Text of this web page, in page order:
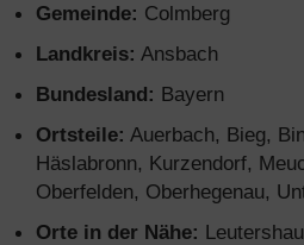
Gemeinde: Colmberg
Landkreis: Ansbach
Bundesland: Bayern
Ortsteile: Auerbach, Bieg,
Häslabronn, Kurzendorf,
Oberfelden, Oberhegenau,
Orte in der Nähe: